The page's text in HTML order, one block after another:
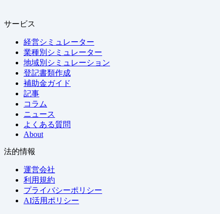
サービス
経営シミュレーター
業種別シミュレーター
地域別シミュレーション
登記書類作成
補助金ガイド
記事
コラム
ニュース
よくある質問
About
法的情報
運営会社
利用規約
プライバシーポリシー
AI活用ポリシー